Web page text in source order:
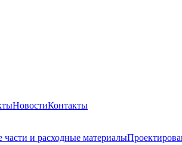
НовостиКонтакты
части и расходные материалы